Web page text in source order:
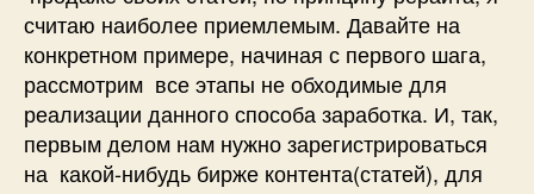
считаю наиболее приемлемым. Давайте на
конкретном примере, начиная с первого шага,
рассмотрим все этапы не обходимые для
реализации данного способа заработка. И, так,
первым делом нам нужно зарегистрироваться
на какой-нибудь бирже контента(статей), для